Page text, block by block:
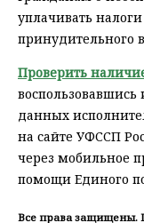
уплачивать
принудительного
Проверить
данных
на сайте УФССП
через мобильное
помощи Единого
Все права защищены.